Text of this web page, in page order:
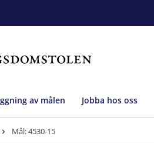
av målen Jobba hos oss
Mål: 4530-15